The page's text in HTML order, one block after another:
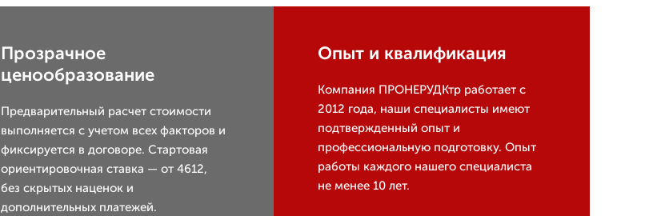
Прозрачное
ценообразование
Предварительный расчет стоимости
выполняется с учетом всех факторов и
фиксируется в договоре. Стартовая
ориентировочная ставка — от 4612,
без скрытых наценок и
дополнительных платежей.
Опыт и квалификация
Компания ПРОНЕРУДКтр работает с
2012 года, наши специалисты имеют
подтвержденный опыт и
профессиональную подготовку. Опыт
работы каждого нашего специалиста
не менее 10 лет.